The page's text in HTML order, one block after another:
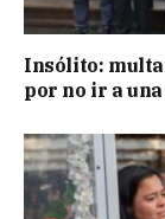
Insólito:
por no ir a